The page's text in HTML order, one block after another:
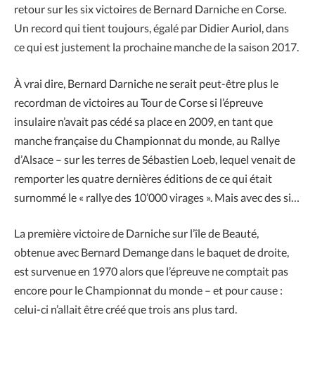
retour sur les six victoires de Bernard Darniche en Corse.
Un record qui tient toujours, égalé par Didier Auriol, dans
ce qui est justement la prochaine manche de la saison 2017.
À vrai dire, Bernard Darniche ne serait peut-être plus le
recordman de victoires au Tour de Corse si l’épreuve
insulaire n’avait pas cédé sa place en 2009, en tant que
manche française du Championnat du monde, au Rallye
d’Alsace – sur les terres de Sébastien Loeb, lequel venait de
remporter les quatre dernières éditions de ce qui était
surnommé le « rallye des 10’000 virages ». Mais avec des si…
La première victoire de Darniche sur l’île de Beauté,
obtenue avec Bernard Demange dans le baquet de droite,
est survenue en 1970 alors que l’épreuve ne comptait pas
encore pour le Championnat du monde – et pour cause :
celui-ci n’allait être créé que trois ans plus tard.